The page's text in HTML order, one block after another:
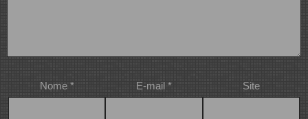
Nome * E-mail * Site